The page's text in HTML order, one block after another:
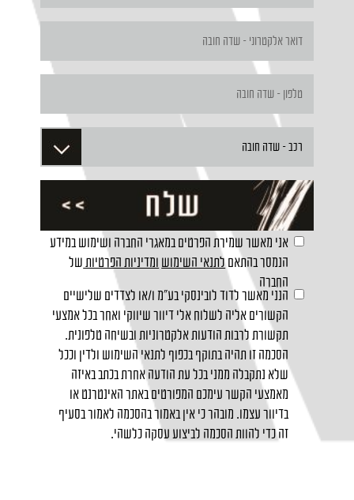
אני מאשר שמירת הפרטים במאגרי החברה ושימוש במידע
הנמסר בהתאםלתנאי השימוש ומדיניות הפרטיות של
החברה
הנני מאשר לדוד לובינסקי בע"מ ו/או לצדדים שלישיים
הקשורים אליה לשלוח אלי דיוור שיווקי ואחר בכל אמצעי
תקשורת לרבות הודעות אלקטרוניות ובשיחה טלפונית.
הסכמה זו תהיה בתוקף בכפוף לתנאי השימוש ולדין וככל
שלא נתקבלה ממני בכל עת הודעה אחרת בכתב באיזה
מאמצעי הקשר עימכם המפורטים באתר האינטרנט או
בדיוור עצמו. מובהר כי אין באמור בהסכמה לאמור בסעיף
זה כדי להוות הסכמה לביצוע עסקה כלשהי.